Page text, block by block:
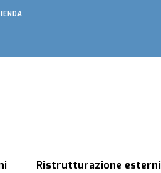
Ristrutturazione esterni